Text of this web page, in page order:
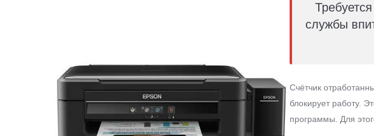
службы
Счётчик
блокирует работу.
программы. Для